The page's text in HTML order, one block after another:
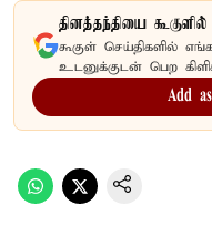
தினத்தந்தியை
கூகுள் செய்திகளில்
உடனுக்குடன் பெற
Add